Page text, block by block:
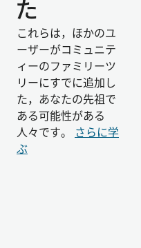
た
これらは，ほかのユ
ーザーがコミュニテ
ィーのファミリーツ
リーにすでに追加し
た，あなたの先祖で
ある可能性がある
人々です。 さらに学
ぶ